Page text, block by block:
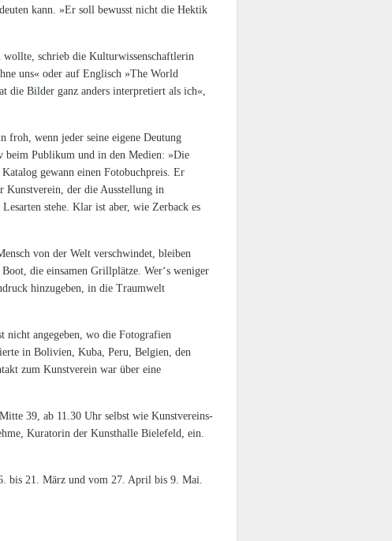
kann. »Er soll bewusst nicht die Hektik
wollte, schrieb die Kulturwissenschaftlerin
uns« oder auf Englisch »The World
die Bilder ganz anders interpretiert als ich«,
froh, wenn jeder seine eigene Deutung
beim Publikum und in den Medien: »Die
gewann einen Fotobuchpreis. Er
Kunstverein, der die Ausstellung in
stehe. Klar ist aber, wie Zerback es
von der Welt verschwindet, bleiben
die einsamen Grillplätze. Wer‘s weniger
hinzugeben, in die Traumwelt
nicht angegeben, wo die Fotografien
in Bolivien, Kuba, Peru, Belgien, den
zum Kunstverein war über eine
39, ab 11.30 Uhr selbst wie Kunstvereins-
Kuratorin der Kunsthalle Bielefeld, ein.
bis 21. März und vom 27. April bis 9. Mai.